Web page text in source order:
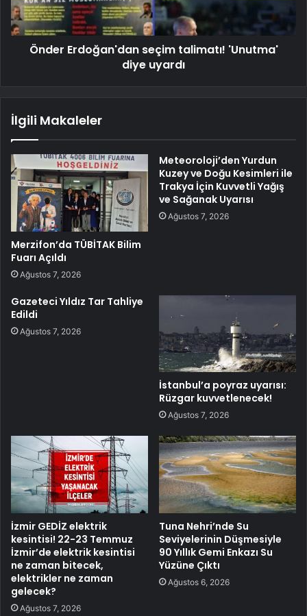
Önder Erdoğan'dan seçim talimatı! 'Unutma'
diye uyardı
İlgili Makaleler
Merzifon’da TÜBİTAK Bilim
Fuarı Açıldı
Ağustos 7, 2026
Meteoroloji’den Yurdun
Kuzey ve Doğu Kesimleri ile
Trakya İçin Kuvvetli Yağış
ve Sağanak Uyarısı
Ağustos 7, 2026
Gazeteci Yıldız Tar Tahliye
Edildi
Ağustos 7, 2026
İstanbul’a poyraz uyarısı:
Rüzgar kuvvetlenecek!
Ağustos 7, 2026
İzmir GEDİZ elektrik
kesintisi! 22-23 Temmuz
İzmir’de elektrik kesintisi
ne zaman bitecek,
elektrikler ne zaman
gelecek?
Ağustos 7, 2026
Tuna Nehri’nde Su
Seviyelerinin Düşmesiyle
90 Yıllık Gemi Enkazı Su
Yüzüne Çıktı
Ağustos 6, 2026